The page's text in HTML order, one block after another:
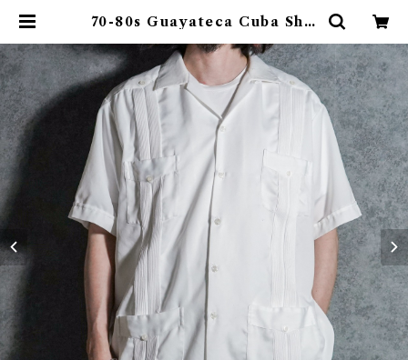
70-80s Guayateca Cuba Shir
バシャツ | mark & collars (マー
クアンドカラーズ)